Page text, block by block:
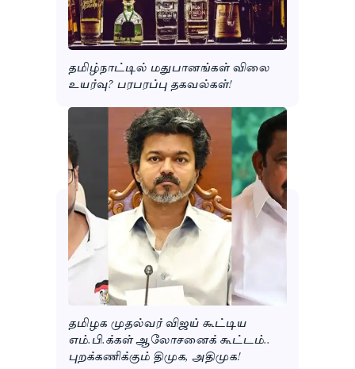
தமிழ்நாட்டில் மதுபானங்கள் விலை
உயர்வு? பரபரப்பு தகவல்கள்!
தமிழக முதல்வர் விஜய் கூட்டிய
எம்.பி.க்கள் ஆலோசனைக் கூட்டம்..
புறக்கணிக்கும் திமுக, அதிமுக!